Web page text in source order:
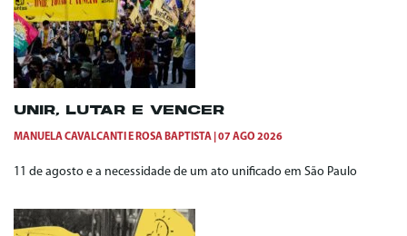
UNIR, LUTAR E VENCER
MANUELA CAVALCANTI E ROSA BAPTISTA 07 AGO 2026
11 de agosto e a necessidade de um ato unificado em São Paulo